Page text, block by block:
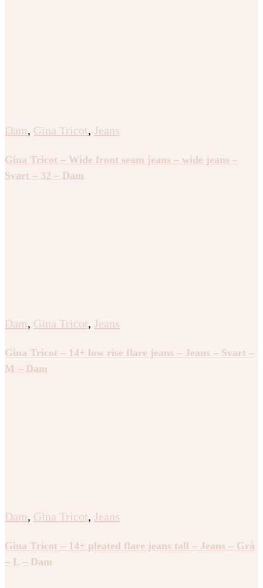
Dam, Gina Tricot, Jeans
Gina Tricot – Wide front seam jeans – wide jeans –
Svart – 32 – Dam
Dam, Gina Tricot, Jeans
Gina Tricot – 14+ low rise flare jeans – Jeans – Svart –
M – Dam
Dam, Gina Tricot, Jeans
Gina Tricot – 14+ pleated flare jeans tall – Jeans – Grå
– L – Dam